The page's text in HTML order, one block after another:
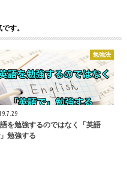
す。
勉強法
を勉強するのではなく「英語
勉強する